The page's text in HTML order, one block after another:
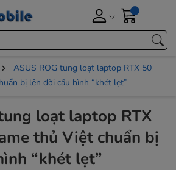
ASUS ROG tung loạt laptop RTX 50
bị lên đời cấu hình “khét lẹt”
loạt laptop RTX
thủ Việt chuẩn bị
“khét lẹt”